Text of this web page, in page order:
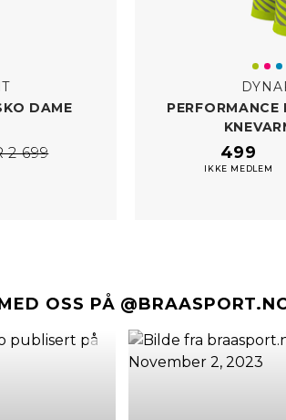
DAME
2 699
PERFORMANCE
499
IKKE MEDLEM
OSS PÅ